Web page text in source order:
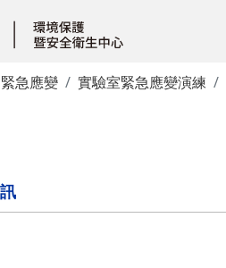
緊急應變 實驗室緊急應變演練